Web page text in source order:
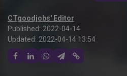
CTgoodjobs' Editor
Published: 2022-04-14
Updated: 2022-04-14 13:54